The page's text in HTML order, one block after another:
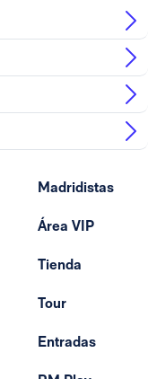
Madridistas
Área VIP
Tienda
Tour
Entradas